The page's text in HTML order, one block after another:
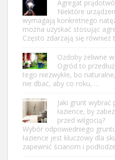
Agregat
Niektóre
wymagają konkretnego
można uzyskać stosując
Często zdarzają się również
Ozdoby żeliwne
Ogród to
tego niezwykłe, bo
nie dbać, aby co roku, …
Jaki grunt wybrać
łazience, by
przed wilgocią?
Wybór odpowiedniego
łazience jest kluczowy dla
zapewnić ścianom i